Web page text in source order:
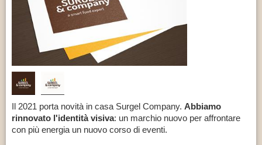
LAVORA CON NOI
CONTATTI
Il 2021 porta novità in casa Surgel Company. Abbiamo
rinnovato l'identità visiva: un marchio nuovo per affrontare
con più energia un nuovo corso di eventi.